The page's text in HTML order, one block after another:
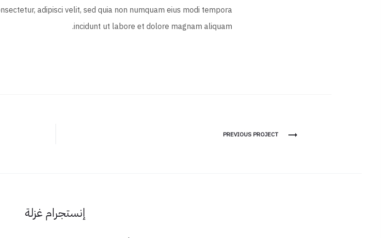
adipisci velit, sed quia non numquam eius modi tempora
incidunt ut labore et dolore magnam aliquam.
Project
PREVIOUS PROJECT
إنستجرام غزلة